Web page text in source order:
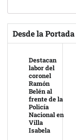
Desde la Portada
Destacan
labor del
coronel
Ramón
Belén al
frente de la
Policía
Nacional en
Villa
Isabela